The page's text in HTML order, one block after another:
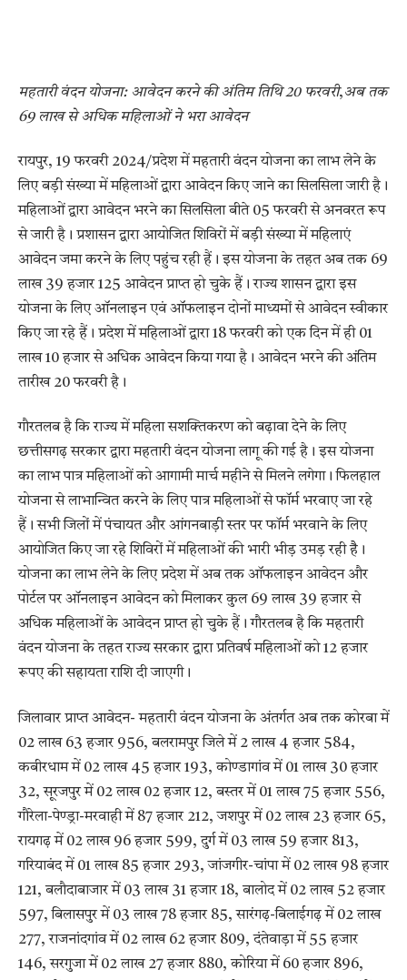
महतारी वंदन योजना: आवेदन करने की अंतिम तिथि 20 फरवरी,अब तक
69 लाख से अधिक महिलाओं ने भरा आवेदन
रायपुर, 19 फरवरी 2024/प्रदेश में महतारी वंदन योजना का लाभ लेने के
लिए बड़ी संख्या में महिलाओं द्वारा आवेदन किए जाने का सिलसिला जारी है।
महिलाओं द्वारा आवेदन भरने का सिलसिला बीते 05 फरवरी से अनवरत रूप
से जारी है। प्रशासन द्वारा आयोजित शिविरों में बड़ी संख्या में महिलाएं
आवेदन जमा करने के लिए पहुंच रही हैं। इस योजना के तहत अब तक 69
लाख 39 हजार 125 आवेदन प्राप्त हो चुके हैं। राज्य शासन द्वारा इस
योजना के लिए ऑनलाइन एवं ऑफलाइन दोनों माध्यमों से आवेदन स्वीकार
किए जा रहे हैं। प्रदेश में महिलाओं द्वारा 18 फरवरी को एक दिन में ही 01
लाख 10 हजार से अधिक आवेदन किया गया है। आवेदन भरने की अंतिम
तारीख 20 फरवरी है।
गौरतलब है कि राज्य में महिला सशक्तिकरण को बढ़ावा देने के लिए
छत्तीसगढ़ सरकार द्वारा महतारी वंदन योजना लागू की गई है। इस योजना
का लाभ पात्र महिलाओं को आगामी मार्च महीने से मिलने लगेगा। फिलहाल
योजना से लाभान्वित करने के लिए पात्र महिलाओं से फॉर्म भरवाए जा रहे
हैं। सभी जिलों में पंचायत और आंगनबाड़ी स्तर पर फॉर्म भरवाने के लिए
आयोजित किए जा रहे शिविरों में महिलाओं की भारी भीड़ उमड़ रही हैै।
योजना का लाभ लेने के लिए प्रदेश में अब तक ऑफलाइन आवेदन और
पोर्टल पर ऑनलाइन आवेदन को मिलाकर कुल 69 लाख 39 हजार से
अधिक महिलाओं के आवेदन प्राप्त हो चुके हैं। गौरतलब है कि महतारी
वंदन योजना के तहत राज्य सरकार द्वारा प्रतिवर्ष महिलाओं को 12 हजार
रूपए की सहायता राशि दी जाएगी।
जिलावार प्राप्त आवेदन- महतारी वंदन योजना के अंतर्गत अब तक कोरबा में
02 लाख 63 हजार 956, बलरामपुर जिले में 2 लाख 4 हजार 584,
कबीरधाम में 02 लाख 45 हजार 193, कोण्डागांव में 01 लाख 30 हजार
32, सूरजपुर में 02 लाख 02 हजार 12, बस्तर में 01 लाख 75 हजार 556,
गौरेला-पेण्ड्रा-मरवाही में 87 हजार 212, जशपुर में 02 लाख 23 हजार 65,
रायगढ़ में 02 लाख 96 हजार 599, दुर्ग में 03 लाख 59 हजार 813,
गरियाबंद में 01 लाख 85 हजार 293, जांजगीर-चांपा में 02 लाख 98 हजार
121, बलौदाबाजार में 03 लाख 31 हजार 18, बालोद में 02 लाख 52 हजार
597, बिलासपुर में 03 लाख 78 हजार 85, सारंगढ़-बिलाईगढ़ में 02 लाख
277, राजनांदगांव में 02 लाख 62 हजार 809, दंतेवाड़ा में 55 हजार
146, सरगुजा में 02 लाख 27 हजार 880, कोरिया में 60 हजार 896,